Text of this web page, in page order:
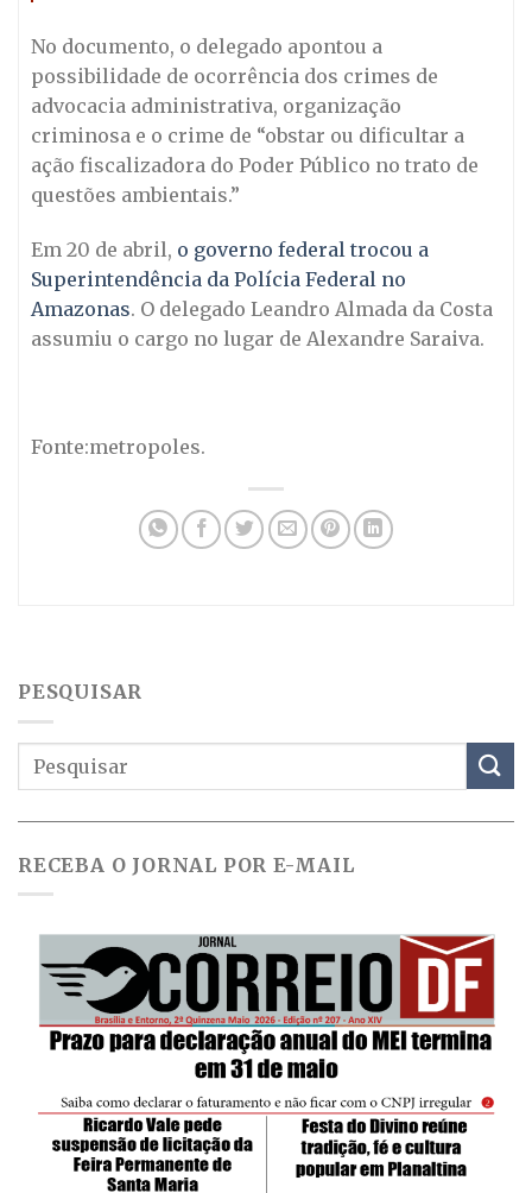
No documento, o delegado apontou a
possibilidade de ocorrência dos crimes de
advocacia administrativa, organização
criminosa e o crime de “obstar ou dificultar a
ação fiscalizadora do Poder Público no trato de
questões ambientais.”
Em 20 de abril, o governo federal trocou a
Superintendência da Polícia Federal no
Amazonas. O delegado Leandro Almada da Costa
assumiu o cargo no lugar de Alexandre Saraiva.
Fonte:metropoles.
PESQUISAR
RECEBA O JORNAL POR E-MAIL